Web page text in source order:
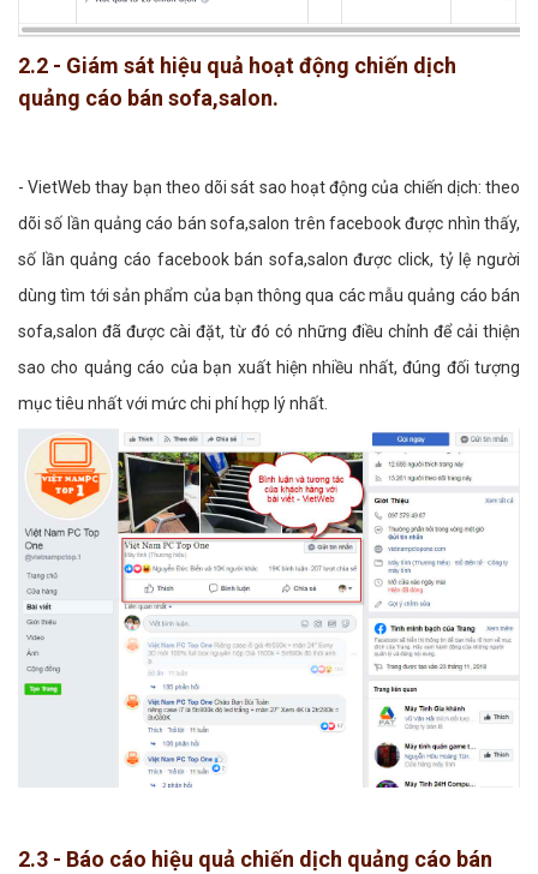
2.2 - Giám sát hiệu quả hoạt động chiến dịch
quảng cáo bán sofa,salon.
- VietWeb thay bạn theo dõi sát sao hoạt động của chiến dịch: theo
dõi số lần quảng cáo bán sofa,salon trên facebook được nhìn thấy,
số lần quảng cáo facebook bán sofa,salon được click, tỷ lệ người
dùng tìm tới sản phẩm của bạn thông qua các mẫu quảng cáo bán
sofa,salon đã được cài đặt, từ đó có những điều chỉnh để cải thiện
sao cho quảng cáo của bạn xuất hiện nhiều nhất, đúng đối tượng
mục tiêu nhất với mức chi phí hợp lý nhất.
2.3 - Báo cáo hiệu quả chiến dịch quảng cáo bán